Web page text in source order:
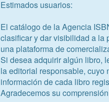
Estimados usuarios:
El catálogo de la Agencia
clasificar y dar visibilidad a la
una plataforma de
Si desea adquirir algún libro,
la editorial responsable, cuyo
información de cada libro
Agradecemos su